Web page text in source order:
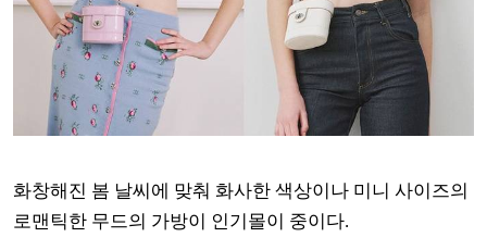
화창해진 봄 날씨에 맞춰 화사한 색상이나 미니 사이즈의
로맨틱한 무드의 가방이 인기몰이 중이다.